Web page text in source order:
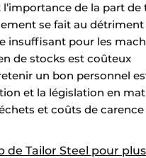
l’importance de la part
se fait au
insuffisant pour les
de stocks est coûteux
un bon personnel
et la législation en
et coûts de carence
de Tailor Steel pour